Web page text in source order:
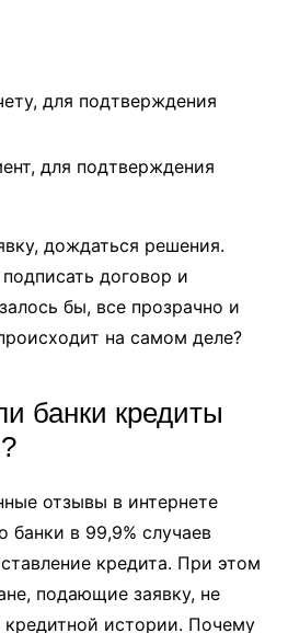
для подтверждения
для подтверждения
дождаться решения.
договор и
бы, все прозрачно и
на самом деле?
банки кредиты
отзывы в интернете
банки в 99,9% случаев
кредита. При этом
подающие заявку, не
истории. Почему